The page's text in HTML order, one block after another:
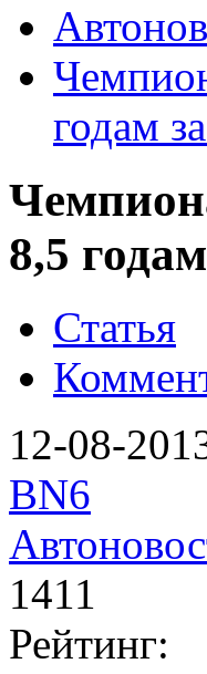
годам
8,5
Статья
12-08-
BN6
1411
Рейтинг: